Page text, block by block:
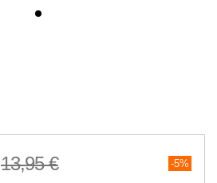
13,95 € 5%